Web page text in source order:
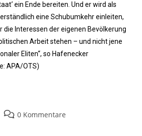
ein Ende bereiten. Und er wird als
eine Schubumkehr einleiten,
die Interessen der eigenen Bevölkerung
Arbeit stehen – und nicht jene
Eliten“, so Hafenecker
APA/OTS)
0 Kommentare